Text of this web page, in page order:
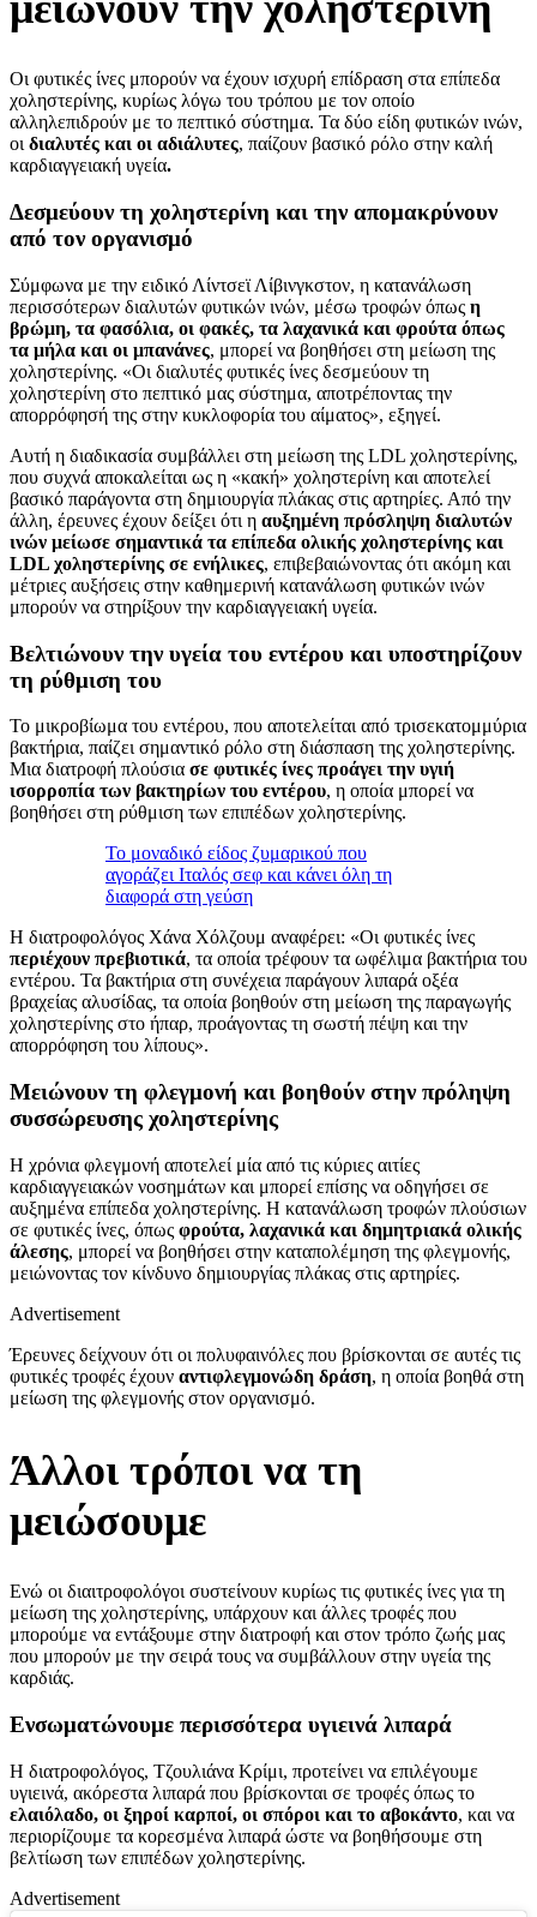
Οι φυτικές ίνες μπορούν να έχουν ισχυρή επίδραση στα επίπεδα
χοληστερίνης, κυρίως λόγω του τρόπου με τον οποίο
αλληλεπιδρούν με το πεπτικό σύστημα. Τα δύο είδη φυτικών ινών,
οιδιαλυτές και οι αδιάλυτες, παίζουν βασικό ρόλο στην καλή
καρδιαγγειακή υγεία.
Δεσμεύουν τη χοληστερίνη και την απομακρύνουν
από τον οργανισμό
Σύμφωνα με την ειδικό Λίντσεϊ Λίβινγκστον, η κατανάλωση
περισσότερων διαλυτών φυτικών ινών, μέσω τροφών όπως η
βρώμη, τα φασόλια, οι φακές, τα λαχανικά και φρούτα όπως
τα μήλα και οι μπανάνες, μπορεί να βοηθήσει στη μείωση της
χοληστερίνης. «Οι διαλυτές φυτικές ίνες δεσμεύουν τη
χοληστερίνη στο πεπτικό μας σύστημα, αποτρέποντας την
απορρόφησή της στην κυκλοφορία του αίματος», εξηγεί.
Αυτή η διαδικασία συμβάλλει στη μείωση της LDL χοληστερίνης,
που συχνά αποκαλείται ως η «κακή» χοληστερίνη και αποτελεί
βασικό παράγοντα στη δημιουργία πλάκας στις αρτηρίες. Από την
άλλη, έρευνες έχουν δείξει ότι η αυξημένη πρόσληψη διαλυτών
ινών μείωσε σημαντικά τα επίπεδα ολικής χοληστερίνης και
LDL χοληστερίνης σε ενήλικες, επιβεβαιώνοντας ότι ακόμη και
μέτριες αυξήσεις στην καθημερινή κατανάλωση φυτικών ινών
μπορούν να στηρίξουν την καρδιαγγειακή υγεία.
Βελτιώνουν την υγεία του εντέρου και υποστηρίζουν
τη ρύθμιση του
Το μικροβίωμα του εντέρου, που αποτελείται από τρισεκατομμύρια
βακτήρια, παίζει σημαντικό ρόλο στη διάσπαση της χοληστερίνης.
Μια διατροφή πλούσια σε φυτικές ίνες προάγει την υγιή
ισορροπία των βακτηρίων του εντέρου, η οποία μπορεί να
βοηθήσει στη ρύθμιση των επιπέδων χοληστερίνης.
Το μοναδικό είδος ζυμαρικού που
αγοράζει Ιταλός σεφ και κάνει όλη τη
διαφορά στη γεύση
Η διατροφολόγος Χάνα Χόλζουμ αναφέρει: «Οι φυτικές ίνες
περιέχουν πρεβιοτικά, τα οποία τρέφουν τα ωφέλιμα βακτήρια του
εντέρου. Τα βακτήρια στη συνέχεια παράγουν λιπαρά οξέα
βραχείας αλυσίδας, τα οποία βοηθούν στη μείωση της παραγωγής
χοληστερίνης στο ήπαρ, προάγοντας τη σωστή πέψη και την
απορρόφηση του λίπους».
Μειώνουν τη φλεγμονή και βοηθούν στην πρόληψη
συσσώρευσης χοληστερίνης
Η χρόνια φλεγμονή αποτελεί μία από τις κύριες αιτίες
καρδιαγγειακών νοσημάτων και μπορεί επίσης να οδηγήσει σε
αυξημένα επίπεδα χοληστερίνης. Η κατανάλωση τροφών πλούσιων
σε φυτικές ίνες, όπως φρούτα, λαχανικά και δημητριακά ολικής
άλεσης, μπορεί να βοηθήσει στην καταπολέμηση της φλεγμονής,
μειώνοντας τον κίνδυνο δημιουργίας πλάκας στις αρτηρίες.
Advertisement
Έρευνες δείχνουν ότι οι πολυφαινόλες που βρίσκονται σε αυτές τις
φυτικές τροφές έχουν αντιφλεγμονώδη δράση, η οποία βοηθά στη
μείωση της φλεγμονής στον οργανισμό.
Άλλοι τρόποι να τη
μειώσουμε
Ενώ οι διαιτροφολόγοι συστείνουν κυρίως τις φυτικές ίνες για τη
μείωση της χοληστερίνης, υπάρχουν και άλλες τροφές που
μπορούμε να εντάξουμε στην διατροφή και στον τρόπο ζωής μας
που μπορούν με την σειρά τους να συμβάλλουν στην υγεία της
καρδιάς.
Ενσωματώνουμε περισσότερα υγιεινά λιπαρά
Η διατροφολόγος, Τζουλιάνα Κρίμι, προτείνει να επιλέγουμε
υγιεινά, ακόρεστα λιπαρά που βρίσκονται σε τροφές όπως το
ελαιόλαδο, οι ξηροί καρποί, οι σπόροι και το αβοκάντο, και να
περιορίζουμε τα κορεσμένα λιπαρά ώστε να βοηθήσουμε στη
βελτίωση των επιπέδων χοληστερίνης.
Advertisement